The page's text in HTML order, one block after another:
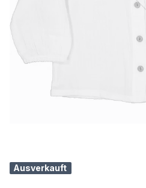
Ausverkauft